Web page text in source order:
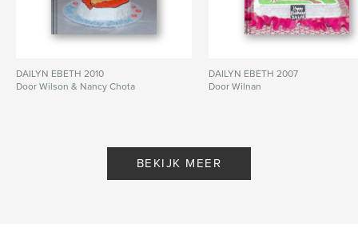
DAILYN EBETH 2010
Door Wilson & Nancy Chota
DAILYN EBETH 2007
Door Wilnan
BEKIJK MEER